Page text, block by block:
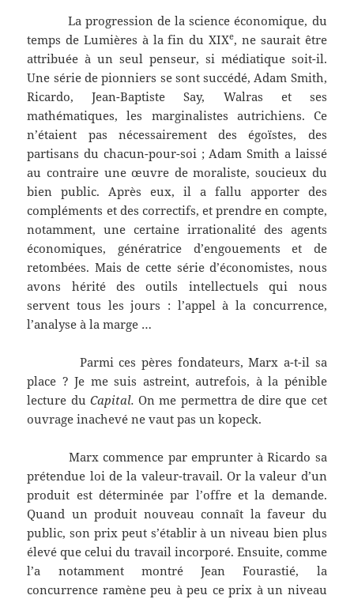
La progression de la science économique, du
temps de Lumières à la fin du XIXe, ne saurait être
attribuée à un seul penseur, si médiatique soit-il.
Une série de pionniers se sont succédé, Adam Smith,
Ricardo, Jean-Baptiste Say, Walras et ses
mathématiques, les marginalistes autrichiens. Ce
n’étaient pas nécessairement des égoïstes, des
partisans du chacun-pour-soi ; Adam Smith a laissé
au contraire une œuvre de moraliste, soucieux du
bien public. Après eux, il a fallu apporter des
compléments et des correctifs, et prendre en compte,
notamment, une certaine irrationalité des agents
économiques, génératrice d’engouements et de
retombées. Mais de cette série d’économistes, nous
avons hérité des outils intellectuels qui nous
servent tous les jours : l’appel à la concurrence,
l’analyse à la marge …
Parmi ces pères fondateurs, Marx a-t-il sa
place ? Je me suis astreint, autrefois, à la pénible
lecture du Capital.On me permettra de dire que cet
ouvrage inachevé ne vaut pas un kopeck.
Marx commence par emprunter à Ricardo sa
prétendue loi de la valeur-travail. Or la valeur d’un
produit est déterminée par l’offre et la demande.
Quand un produit nouveau connaît la faveur du
public, son prix peut s’établir à un niveau bien plus
élevé que celui du travail incorporé. Ensuite, comme
l’a notamment montré Jean Fourastié, la
concurrence ramène peu à peu ce prix à un niveau